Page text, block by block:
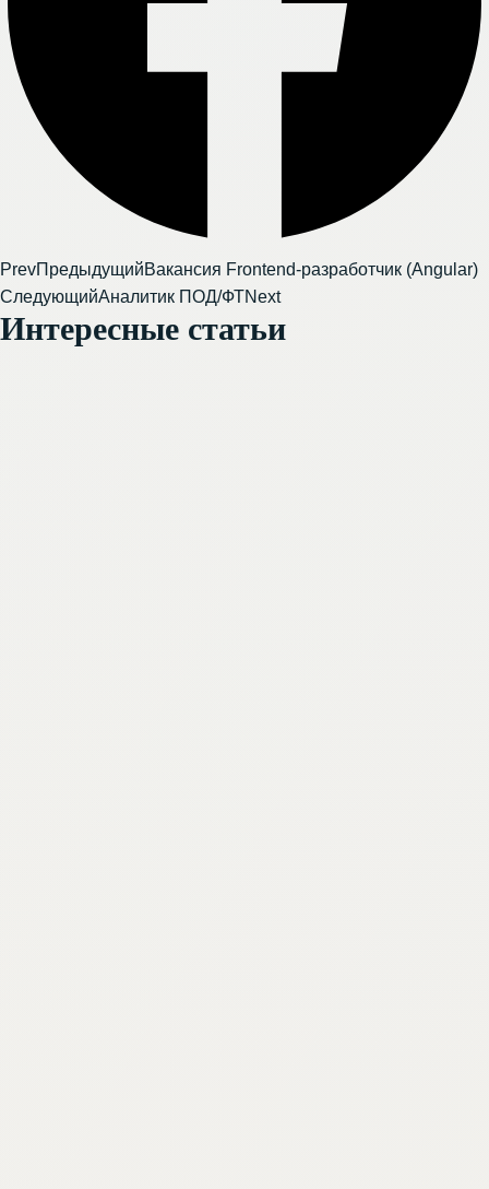
PrevПредыдущийВакансия Frontend-разработчик (Angular)
СледующийАналитик ПОД/ФТNext
Интересные статьи